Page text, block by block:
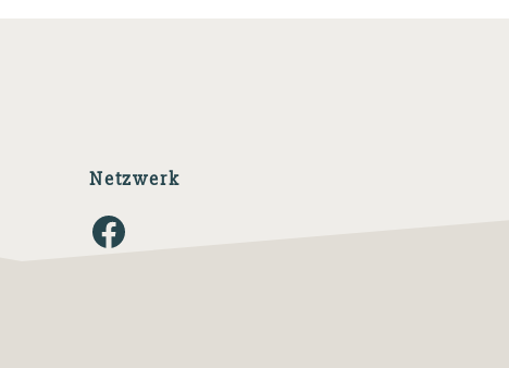
Netzwerk
Facebook